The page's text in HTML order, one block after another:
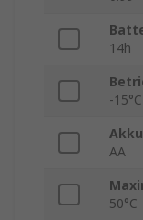
14h
-15°C
AA
50°C